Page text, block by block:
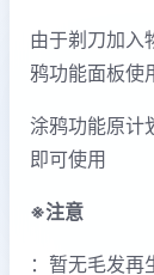
由于剃刀加入
鸦功能面板使
涂鸦功能原计
即可使用
※注意
：暂无毛发再